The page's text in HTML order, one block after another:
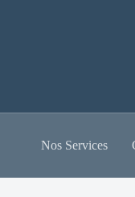
Nos Services